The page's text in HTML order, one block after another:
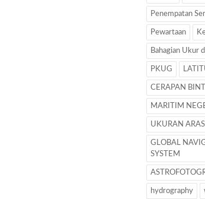
Penempatan
Pewartaan
Bahagian Ukur
PKUG
CERAPAN
MARITIM
UKURAN ARAS
GLOBAL
SYSTEM
hydrography